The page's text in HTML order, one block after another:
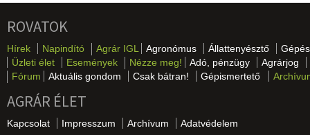
ROVATOK
Hírek Napindító Agrár IGL Agronómus Állattenyésztő
Üzleti élet
Események Nézze meg! Adó, pénzügy
Agrárjog
Fórum
Aktuális gondom Csak bátran! Gépismertető
AGRÁR ÉLET
Kapcsolat Impresszum Archívum Adatvédelem